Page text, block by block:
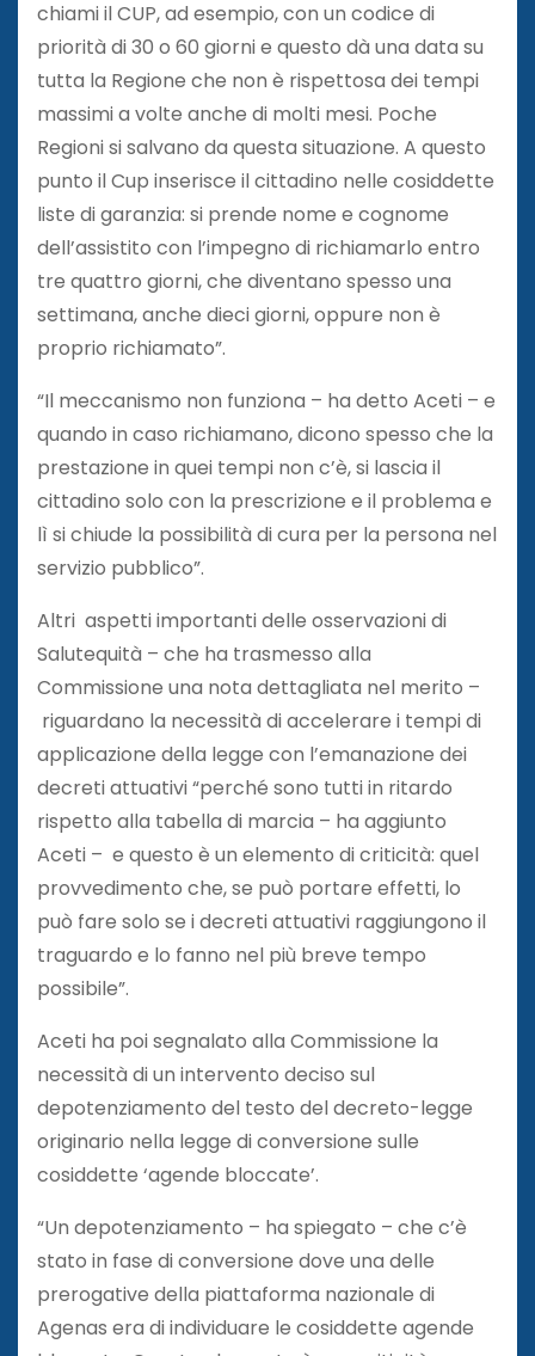
chiami il CUP, ad esempio, con un codice di
priorità di 30 o 60 giorni e questo dà una data su
tutta la Regione che non è rispettosa dei tempi
massimi a volte anche di molti mesi. Poche
Regioni si salvano da questa situazione. A questo
punto il Cup inserisce il cittadino nelle cosiddette
liste di garanzia: si prende nome e cognome
dell’assistito con l’impegno di richiamarlo entro
tre quattro giorni, che diventano spesso una
settimana, anche dieci giorni, oppure non è
proprio richiamato”.
“Il meccanismo non funziona – ha detto Aceti – e
quando in caso richiamano, dicono spesso che la
prestazione in quei tempi non c’è, si lascia il
cittadino solo con la prescrizione e il problema e
lì si chiude la possibilità di cura per la persona nel
servizio pubblico”.
Altri aspetti importanti delle osservazioni di
Salutequità – che ha trasmesso alla
Commissione una nota dettagliata nel merito –
riguardano la necessità di accelerare i tempi di
applicazione della legge con l’emanazione dei
decreti attuativi “perché sono tutti in ritardo
rispetto alla tabella di marcia – ha aggiunto
Aceti – e questo è un elemento di criticità: quel
provvedimento che, se può portare effetti, lo
può fare solo se i decreti attuativi raggiungono il
traguardo e lo fanno nel più breve tempo
possibile”.
Aceti ha poi segnalato alla Commissione la
necessità di un intervento deciso sul
depotenziamento del testo del decreto-legge
originario nella legge di conversione sulle
cosiddette ‘agende bloccate’.
“Un depotenziamento – ha spiegato – che c’è
stato in fase di conversione dove una delle
prerogative della piattaforma nazionale di
Agenas era di individuare le cosiddette agende